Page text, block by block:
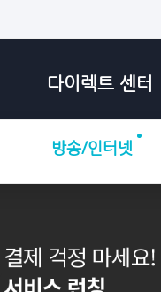
다이렉트 센터
방송/인터넷